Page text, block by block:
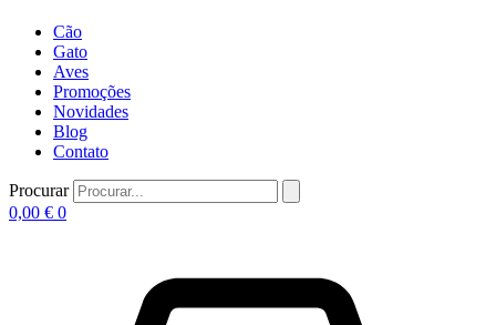
Cão
Gato
Aves
Promoções
Novidades
Blog
Contato
Procurar
0,00 € 0